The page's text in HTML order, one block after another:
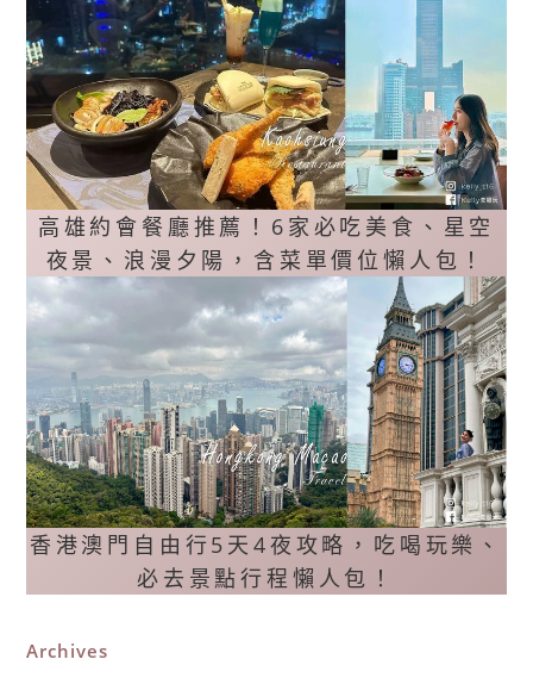
高雄約會餐廳推薦！6家必吃美食、星空
夜景、浪漫夕陽，含菜單價位懶人包！
香港澳門自由行5天4夜攻略，吃喝玩樂、
必去景點行程懶人包！
Archives